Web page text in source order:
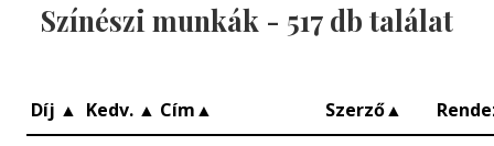
Színészi munkák - 517 db találat
Díj ▲ Kedv. ▲ Cím▲ Szerző▲